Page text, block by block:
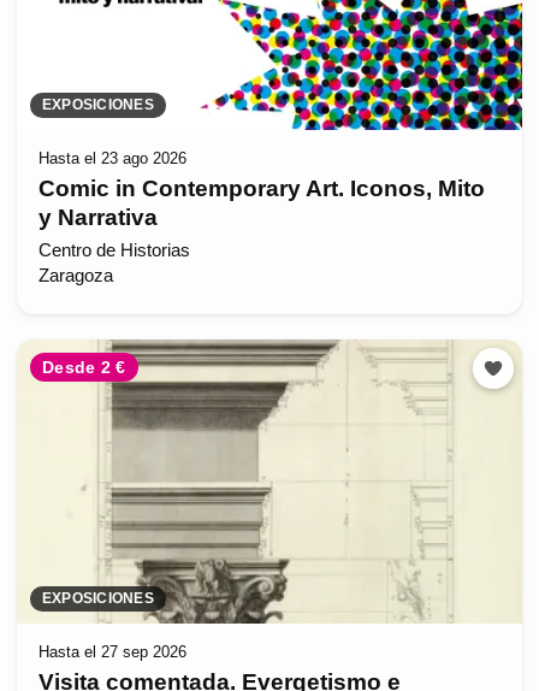
EXPOSICIONES
Hasta el 23 ago 2026
Comic in Contemporary Art. Iconos, Mito
y Narrativa
Centro de Historias
Zaragoza
Desde 2 €
EXPOSICIONES
Hasta el 27 sep 2026
Visita comentada. Evergetismo e